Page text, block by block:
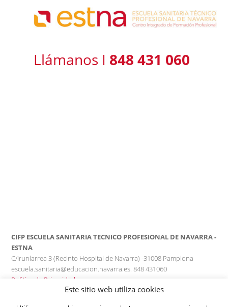
Llámanos I 848 431 060
CIFP ESCUELA SANITARIA TECNICO PROFESIONAL DE NAVARRA -
ESTNA
C/Irunlarrea 3 (Recinto Hospital de Navarra) -31008 Pamplona
escuela.sanitaria@educacion.navarra.es. 848 431060
Politica de Privacidad
Este sitio web utiliza cookies